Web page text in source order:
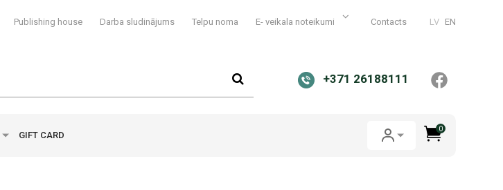
Publishing house Darba sludinājums Telpu noma E- veikala noteikumi Contacts LV EN
+371 26188111
GIFT CARD
0